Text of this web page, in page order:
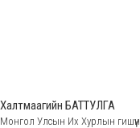
Халтмаагийн БАТТУЛГА
Монгол Улсын Их Хурлын гишүүн